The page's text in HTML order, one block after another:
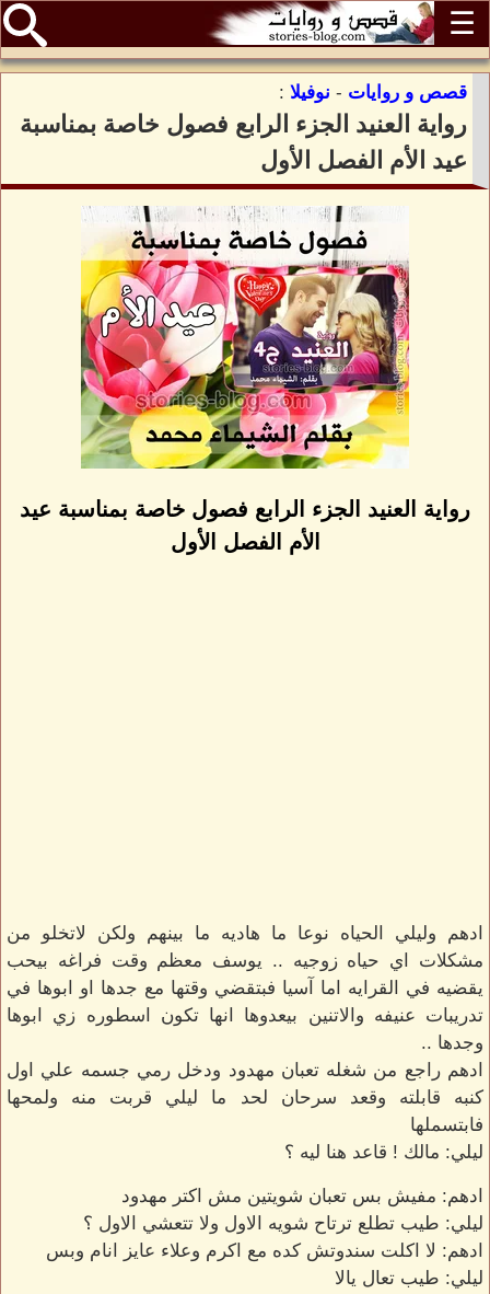
☰
قصص و روايات - نوفيلا :
رواية العنيد الجزء الرابع فصول خاصة بمناسبة
عيد الأم الفصل الأول
رواية العنيد الجزء الرابع فصول خاصة بمناسبة عيد
الأم الفصل الأول
ادهم وليلي الحياه نوعا ما هاديه ما بينهم ولكن لاتخلو من
مشكلات اي حياه زوجيه .. يوسف معظم وقت فراغه بيحب
يقضيه في القرايه اما آسيا فبتقضي وقتها مع جدها او ابوها في
تدريبات عنيفه والاتنين بيعدوها انها تكون اسطوره زي ابوها
وجدها ..
ادهم راجع من شغله تعبان مهدود ودخل رمي جسمه علي اول
كنبه قابلته وقعد سرحان لحد ما ليلي قربت منه ولمحها
فابتسملها
ليلي: مالك ! قاعد هنا ليه ؟
ادهم: مفيش بس تعبان شويتين مش اكتر مهدود
ليلي: طيب تطلع ترتاح شويه الاول ولا تتعشي الاول ؟
ادهم: لا اكلت سندوتش كده مع اكرم وعلاء عايز انام وبس
ليلي: طيب تعال يالا